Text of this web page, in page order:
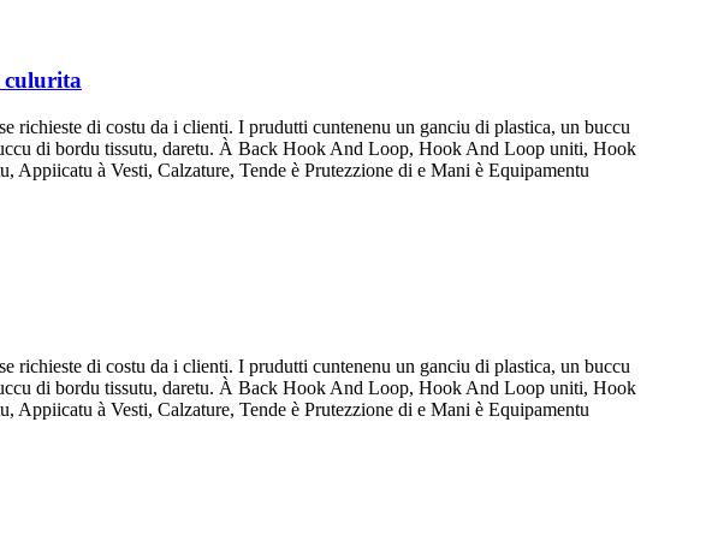
culurita
di costu da i clienti. I prudutti cuntenenu un ganciu di plastica, un buccu
di bordu tissutu, daretu. À Back Hook And Loop, Hook And Loop uniti, Hook
à Vesti, Calzature, Tende è Prutezzione di e Mani è Equipamentu
di costu da i clienti. I prudutti cuntenenu un ganciu di plastica, un buccu
di bordu tissutu, daretu. À Back Hook And Loop, Hook And Loop uniti, Hook
à Vesti, Calzature, Tende è Prutezzione di e Mani è Equipamentu